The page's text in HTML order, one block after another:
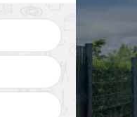
Pose de grillage 37